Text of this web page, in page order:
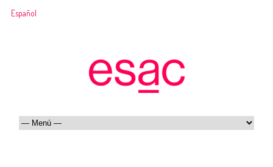
Español